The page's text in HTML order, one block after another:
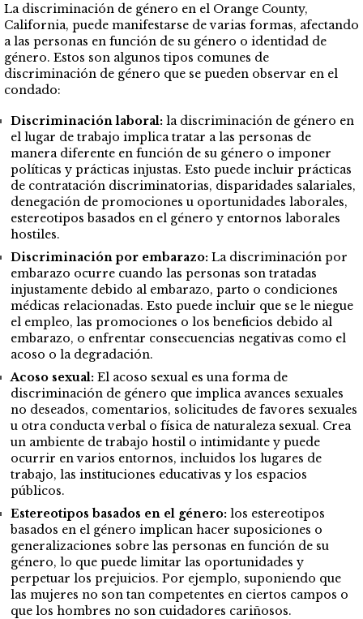
La discriminación de género en el Orange County,
California, puede manifestarse de varias formas, afectando
a las personas en función de su género o identidad de
género. Estos son algunos tipos comunes de
discriminación de género que se pueden observar en el
condado:
Discriminación laboral: la discriminación de género en
el lugar de trabajo implica tratar a las personas de
manera diferente en función de su género o imponer
políticas y prácticas injustas. Esto puede incluir prácticas
de contratación discriminatorias, disparidades salariales,
denegación de promociones u oportunidades laborales,
estereotipos basados en el género y entornos laborales
hostiles.
Discriminación por embarazo: La discriminación por
embarazo ocurre cuando las personas son tratadas
injustamente debido al embarazo, parto o condiciones
médicas relacionadas. Esto puede incluir que se le niegue
el empleo, las promociones o los beneficios debido al
embarazo, o enfrentar consecuencias negativas como el
acoso o la degradación.
Acoso sexual: El acoso sexual es una forma de
discriminación de género que implica avances sexuales
no deseados, comentarios, solicitudes de favores sexuales
u otra conducta verbal o física de naturaleza sexual. Crea
un ambiente de trabajo hostil o intimidante y puede
ocurrir en varios entornos, incluidos los lugares de
trabajo, las instituciones educativas y los espacios
públicos.
Estereotipos basados en el género: los estereotipos
basados en el género implican hacer suposiciones o
generalizaciones sobre las personas en función de su
género, lo que puede limitar las oportunidades y
perpetuar los prejuicios. Por ejemplo, suponiendo que
las mujeres no son tan competentes en ciertos campos o
que los hombres no son cuidadores cariñosos.